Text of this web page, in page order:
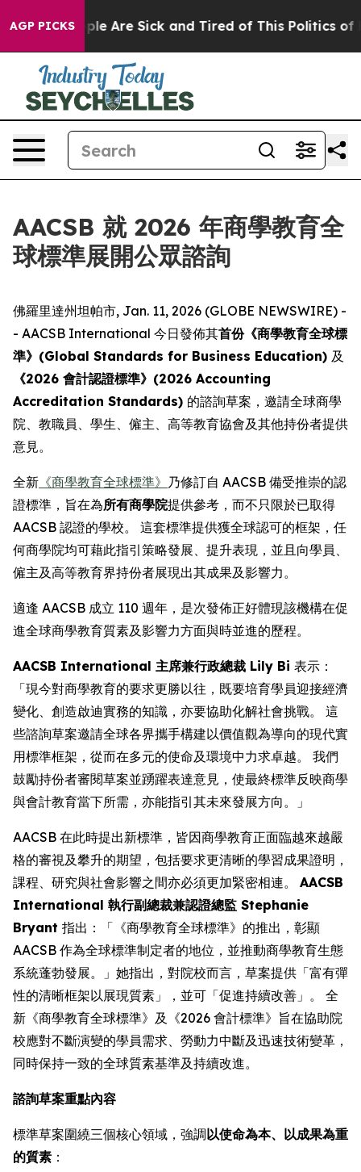
AGP PICKS
“People Are Sick and Tired of This Politics of
AACSB 就 2026 年商學教育全
球標準展開公眾諮詢
佛羅里達州坦帕市, Jan. 11, 2026 (GLOBE NEWSWIRE) -
- AACSB International 今日發佈其首份《商學教育全球標
準》(Global Standards for Business Education) 及
《2026 會計認證標準》(2026 Accounting
Accreditation Standards) 的諮詢草案，邀請全球商學
院、教職員、學生、僱主、高等教育協會及其他持份者提供
意見。
全新 《商學教育全球標準》 乃修訂自 AACSB 備受推崇的認
證標準，旨在為所有商學院提供參考，而不只限於已取得
AACSB 認證的學校。 這套標準提供獲全球認可的框架，任
何商學院均可藉此指引策略發展、提升表現，並且向學員、
僱主及高等教育界持份者展現出其成果及影響力。
適逢 AACSB 成立 110 週年，是次發佈正好體現該機構在促
進全球商學教育質素及影響力方面與時並進的歷程。
AACSB International 主席兼行政總裁 Lily Bi 表示：
「現今對商學教育的要求更勝以往，既要培育學員迎接經濟
變化、創造啟迪實務的知識，亦要協助化解社會挑戰。 這
些諮詢草案邀請全球各界攜手構建以價值觀為導向的現代實
用標準框架，從而在多元的使命及環境中力求卓越。 我們
鼓勵持份者審閱草案並踴躍表達意見，使最終標準反映商學
與會計教育當下所需，亦能指引其未來發展方向。」
AACSB 在此時提出新標準，皆因商學教育正面臨越來越嚴
格的審視及攀升的期望，包括要求更清晰的學習成果證明，
課程、研究與社會影響之間亦必須更加緊密相連。 AACSB
International 執行副總裁兼認證總監 Stephanie
Bryant 指出：「《商學教育全球標準》的推出，彰顯
AACSB 作為全球標準制定者的地位，並推動商學教育生態
系統蓬勃發展。」她指出，對院校而言，草案提供「富有彈
性的清晰框架以展現質素」，並可「促進持續改善」。 全
新《商學教育全球標準》及《2026 會計標準》旨在協助院
校應對不斷演變的學員需求、勞動力中斷及迅速技術變革，
同時保持一致的全球質素基準及持續改進。
諮詢草案重點內容
標準草案圍繞三個核心領域，強調以使命為本、以成果為重
的質素 ：